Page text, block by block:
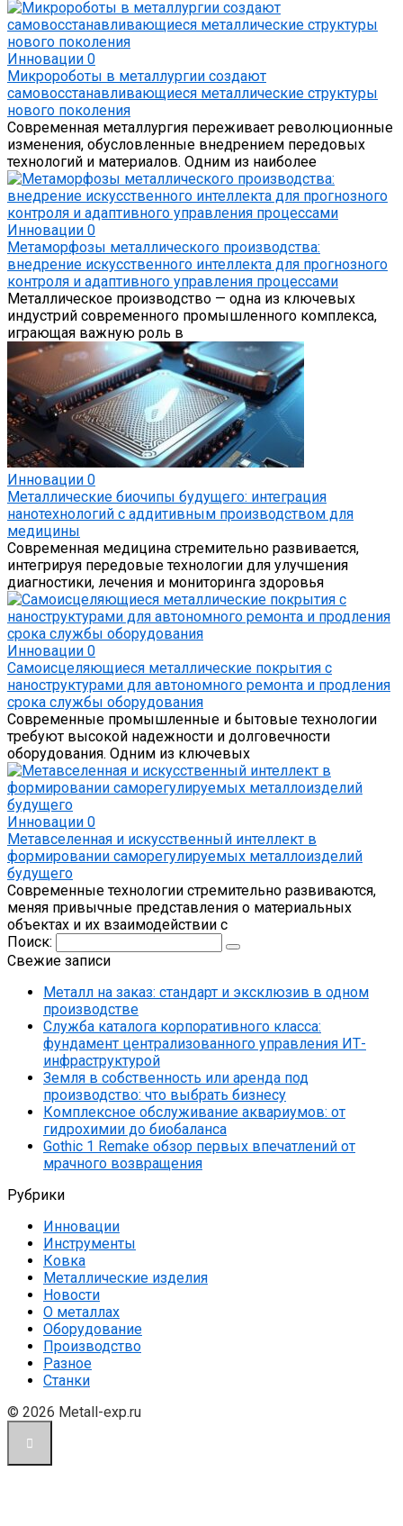
Инновации 0
Микророботы в металлургии создают
самовосстанавливающиеся металлические структуры
нового поколения
Современная металлургия переживает революционные
изменения, обусловленные внедрением передовых
технологий и материалов. Одним из наиболее
Инновации 0
Метаморфозы металлического производства:
внедрение искусственного интеллекта для прогнозного
контроля и адаптивного управления процессами
Металлическое производство — одна из ключевых
индустрий современного промышленного комплекса,
играющая важную роль в
Инновации 0
Металлические биочипы будущего: интеграция
нанотехнологий с аддитивным производством для
медицины
Современная медицина стремительно развивается,
интегрируя передовые технологии для улучшения
диагностики, лечения и мониторинга здоровья
Инновации 0
Самоисцеляющиеся металлические покрытия с
наноструктурами для автономного ремонта и продления
срока службы оборудования
Современные промышленные и бытовые технологии
требуют высокой надежности и долговечности
оборудования. Одним из ключевых
Инновации 0
Метавселенная и искусственный интеллект в
формировании саморегулируемых металлоизделий
будущего
Современные технологии стремительно развиваются,
меняя привычные представления о материальных
объектах и их взаимодействии с
Поиск:
Свежие записи
Металл на заказ: стандарт и эксклюзив в одном
производстве
Служба каталога корпоративного класса:
фундамент централизованного управления ИТ-
инфраструктурой
Земля в собственность или аренда под
производство: что выбрать бизнесу
Комплексное обслуживание аквариумов: от
гидрохимии до биобаланса
Gothic 1 Remake обзор первых впечатлений от
мрачного возвращения
Рубрики
Инновации
Инструменты
Ковка
Металлические изделия
Новости
О металлах
Оборудование
Производство
Разное
Станки
© 2026 Metall-exp.ru